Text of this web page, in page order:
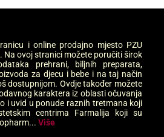
i online prodajno mjesto PZU
Na ovoj stranici možete poručiti širok
prehrani, biljnih preparata,
za djecu i bebe i na taj način
dostupnijom. Ovdje također možete
karaktera iz oblasti očuvanja
i uvid u ponude raznih tretmana koji
centrima Farmalija koji su
Više